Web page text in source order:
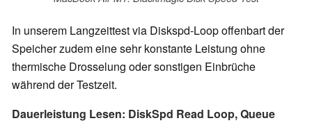
In unserem Langzeittest via Diskspd-Loop offenbart der
Speicher zudem eine sehr konstante Leistung ohne
thermische Drosselung oder sonstigen Einbrüche
während der Testzeit.
Dauerleistung Lesen: DiskSpd Read Loop, Queue